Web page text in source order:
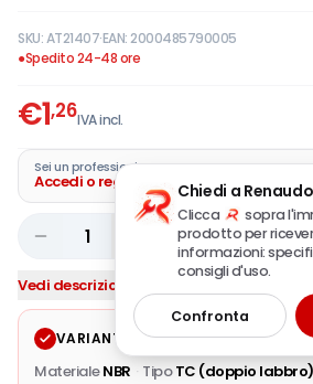
SKU:AT21407·EAN:2000485790005
●Spedito 24-48 ore
€1,26IVA incl.
Sei un professionista?
Accedi o registra la tua azienda
1
Vedi descrizione completa
VARIANTE SELEZIONATA
MaterialeNBR · Tipo TC (doppio labbro)
Chiedi a Renaudo
Clicca
sopra
prodotto per
informazioni:
consigli d'uso.
Confronta